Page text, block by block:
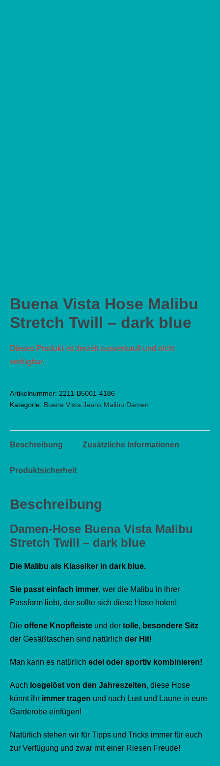
Buena Vista Hose Malibu
Stretch Twill – dark blue
Dieses Produkt ist derzeit ausverkauft und nicht
verfügbar.
Artikelnummer: 2211-B5001-4186
Kategorie: Buena Vista Jeans Malibu Damen
Beschreibung Zusätzliche Informationen
Produktsicherheit
Beschreibung
Damen-Hose Buena Vista Malibu
Stretch Twill – dark blue
Die Malibu als Klassiker in dark blue.
Sie passt einfach immer, wer die Malibu in ihrer
Passform liebt, der sollte sich diese Hose holen!
Die offene Knopfleiste und der tolle, besondere Sitz
der Gesäßtaschen sind natürlich der Hit!
Man kann es natürlich edel oder sportiv kombinieren!
Auch losgelöst von den Jahreszeiten, diese Hose
könnt ihr immer tragen und nach Lust und Laune in eure
Garderobe einfügen!
Natürlich stehen wir für Tipps und Tricks immer für euch
zur Verfügung und zwar mit einer Riesen Freude!